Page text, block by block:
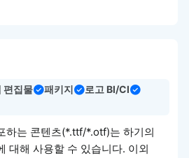
편집물 패키지
로고 BI/CI
하는 콘텐츠(*.ttf/*.otf)는 하기의
대해 사용할 수 있습니다. 이외